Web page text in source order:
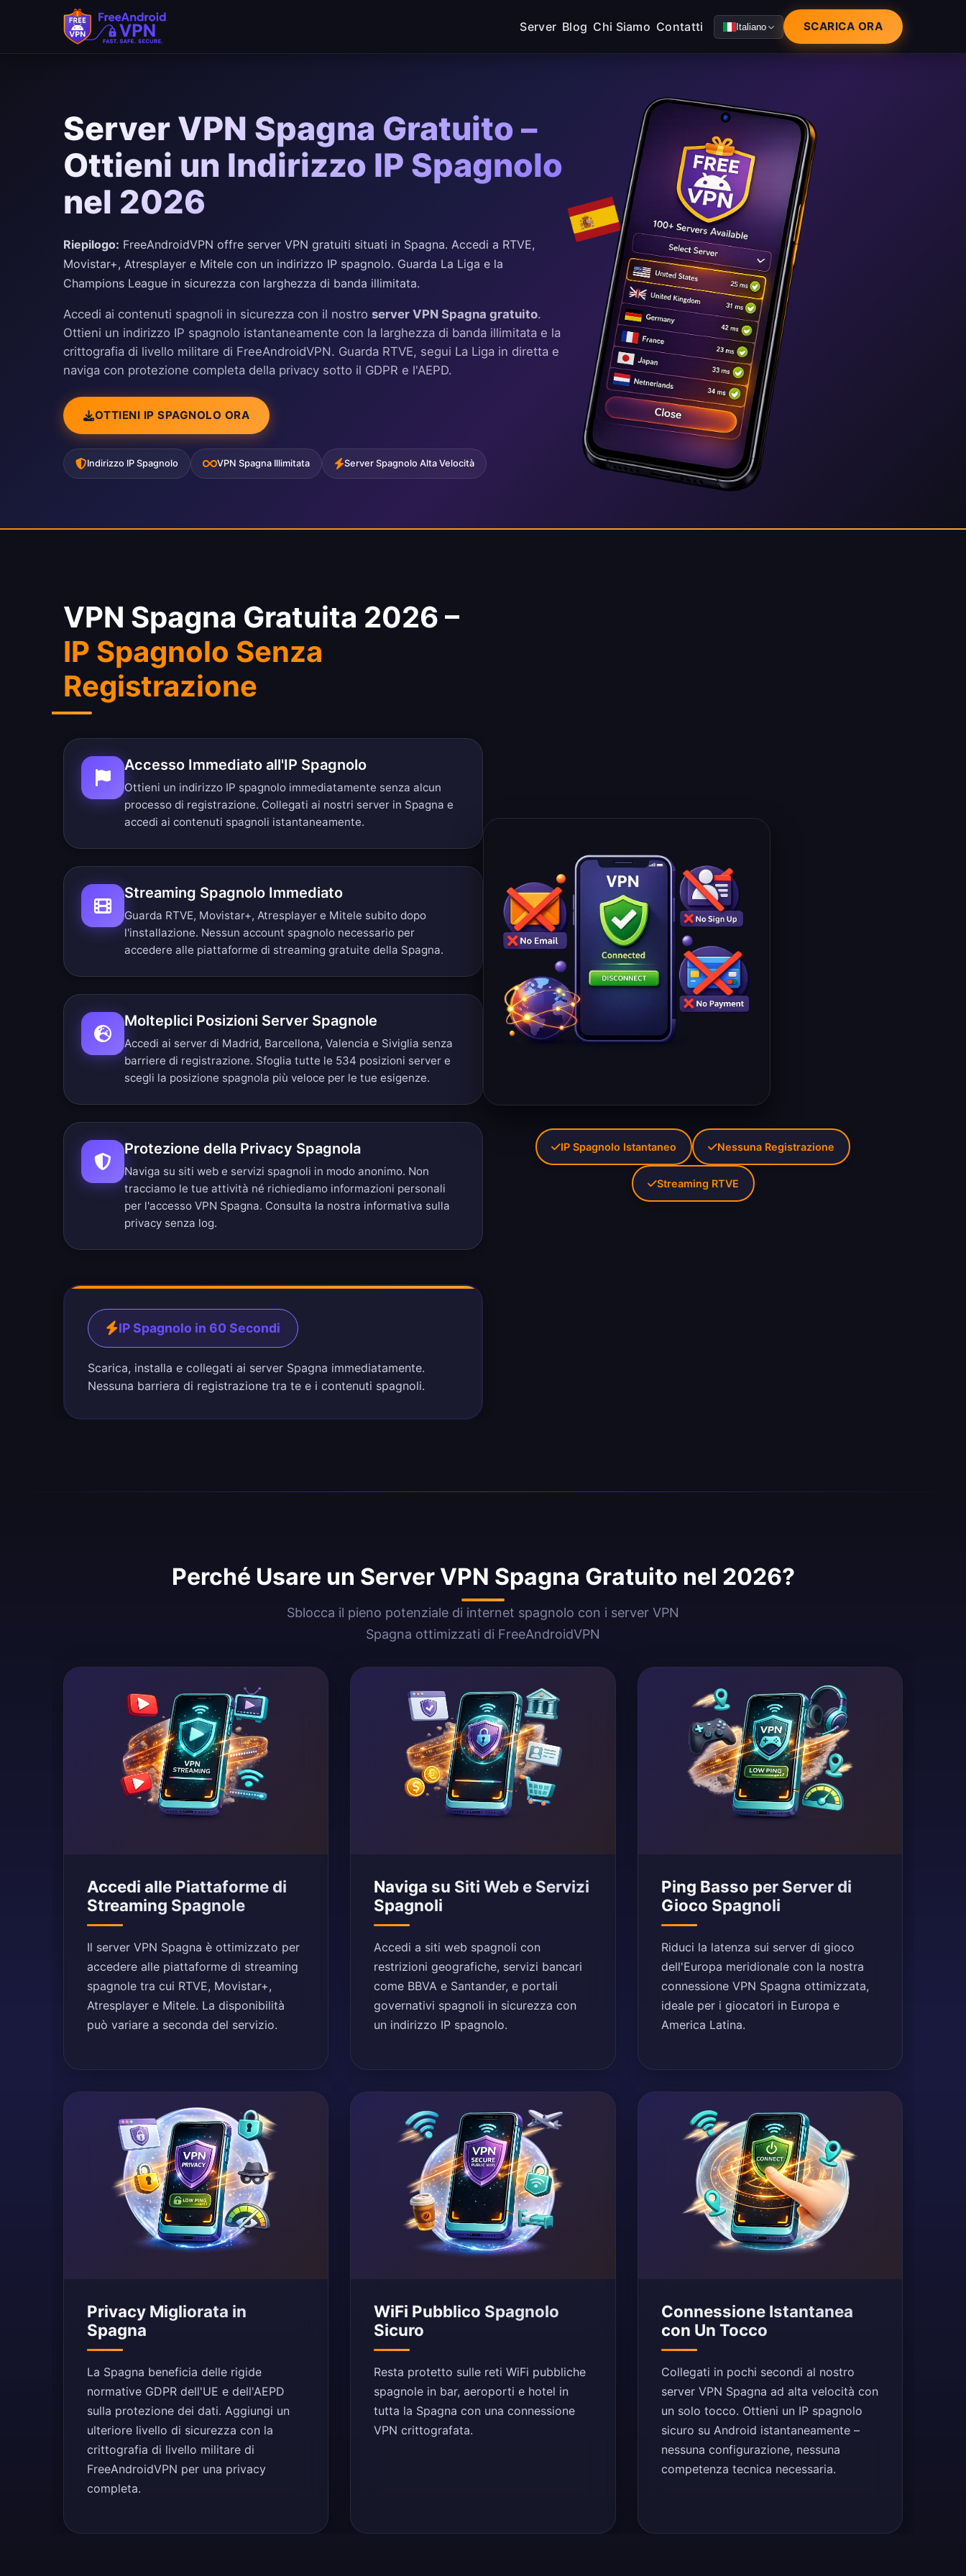
Server Blog Chi Siamo Contatti Italiano SCARICA ORA
Server VPN Spagna Gratuito –
Ottieni un Indirizzo IP Spagnolo
nel 2026
Riepilogo: FreeAndroidVPN offre server VPN gratuiti situati in Spagna. Accedi a RTVE,
Movistar+, Atresplayer e Mitele con un indirizzo IP spagnolo. Guarda La Liga e la
Champions League in sicurezza con larghezza di banda illimitata.
Accedi ai contenuti spagnoli in sicurezza con il nostro server VPN Spagna gratuito.
Ottieni un indirizzo IP spagnolo istantaneamente con la larghezza di banda illimitata e la
crittografia di livello militare di FreeAndroidVPN. Guarda RTVE, segui La Liga in diretta e
naviga con protezione completa della privacy sotto il GDPR e l'AEPD.
OTTIENI IP SPAGNOLO ORA
Indirizzo IP Spagnolo VPN Spagna Illimitata Server Spagnolo Alta Velocità
VPN Spagna Gratuita 2026 –
IP Spagnolo Senza
Registrazione
Accesso Immediato all'IP Spagnolo
Ottieni un indirizzo IP spagnolo immediatamente senza alcun
processo di registrazione. Collegati ai nostri server in Spagna e
accedi ai contenuti spagnoli istantaneamente.
Streaming Spagnolo Immediato
Guarda RTVE, Movistar+, Atresplayer e Mitele subito dopo
l'installazione. Nessun account spagnolo necessario per
accedere alle piattaforme di streaming gratuite della Spagna.
Molteplici Posizioni Server Spagnole
Accedi ai server di Madrid, Barcellona, Valencia e Siviglia senza
barriere di registrazione. Sfoglia tutte le 534 posizioni server e
scegli la posizione spagnola più veloce per le tue esigenze.
Protezione della Privacy Spagnola
Naviga su siti web e servizi spagnoli in modo anonimo. Non
tracciamo le tue attività né richiediamo informazioni personali
per l'accesso VPN Spagna. Consulta la nostra informativa sulla
privacy senza log.
IP Spagnolo in 60 Secondi
Scarica, installa e collegati ai server Spagna immediatamente.
Nessuna barriera di registrazione tra te e i contenuti spagnoli.
IP Spagnolo Istantaneo Nessuna Registrazione
Streaming RTVE
Perché Usare un Server VPN Spagna Gratuito nel 2026?
Sblocca il pieno potenziale di internet spagnolo con i server VPN
Spagna ottimizzati di FreeAndroidVPN
Accedi alle Piattaforme di
Streaming Spagnole
Il server VPN Spagna è ottimizzato per
accedere alle piattaforme di streaming
spagnole tra cui RTVE, Movistar+,
Atresplayer e Mitele. La disponibilità
può variare a seconda del servizio.
Naviga su Siti Web e Servizi
Spagnoli
Accedi a siti web spagnoli con
restrizioni geografiche, servizi bancari
come BBVA e Santander, e portali
governativi spagnoli in sicurezza con
un indirizzo IP spagnolo.
Ping Basso per Server di
Gioco Spagnoli
Riduci la latenza sui server di gioco
dell'Europa meridionale con la nostra
connessione VPN Spagna ottimizzata,
ideale per i giocatori in Europa e
America Latina.
Privacy Migliorata in
Spagna
La Spagna beneficia delle rigide
normative GDPR dell'UE e dell'AEPD
sulla protezione dei dati. Aggiungi un
ulteriore livello di sicurezza con la
crittografia di livello militare di
FreeAndroidVPN per una privacy
completa.
WiFi Pubblico Spagnolo
Sicuro
Resta protetto sulle reti WiFi pubbliche
spagnole in bar, aeroporti e hotel in
tutta la Spagna con una connessione
VPN crittografata.
Connessione Istantanea
con Un Tocco
Collegati in pochi secondi al nostro
server VPN Spagna ad alta velocità con
un solo tocco. Ottieni un IP spagnolo
sicuro su Android istantaneamente –
nessuna configurazione, nessuna
competenza tecnica necessaria.